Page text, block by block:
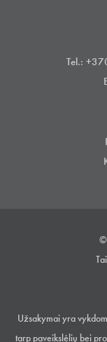
Tel.:
©
Užsakymai yra
tarp paveikslėlių bei